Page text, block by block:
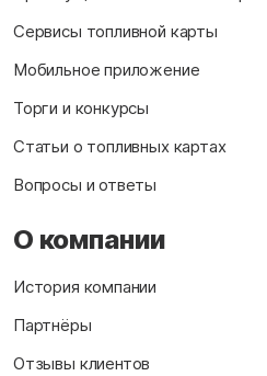
Сервисы топливной карты
Мобильное приложение
Торги и конкурсы
Статьи о топливных картах
Вопросы и ответы
О компании
История компании
Партнёры
Отзывы клиентов